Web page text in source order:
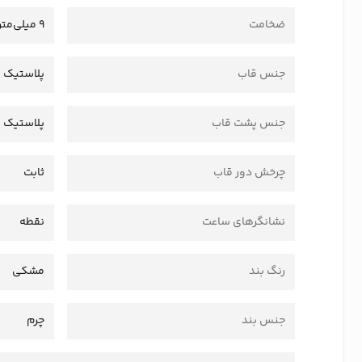
ضخامت 9 میلی‌متر
جنس قاب
جنس پشت قاب پلاستیک
چرخش دور قاب ثابت
نشانگرهای ساعت نقطه
رنگ بند مشکی
جنس بند چرم